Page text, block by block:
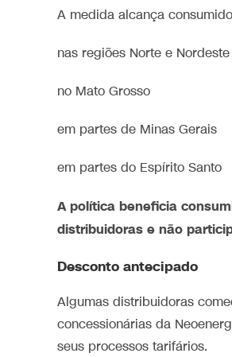
A medida alcança
nas regiões Norte e Nordeste
no Mato Grosso
em partes de Minas Gerais
em partes do Espírito Santo
A política beneficia
distribuidoras e não
Desconto antecipado
Algumas distribuidoras
concessionárias da
seus processos tarifários.